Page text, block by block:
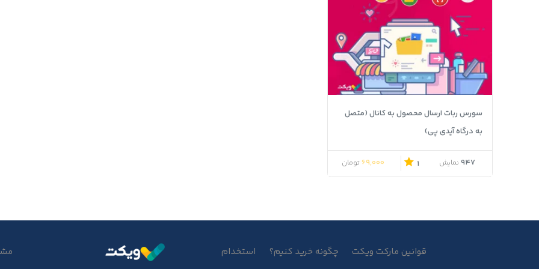
سورس ربات ارسال محصول به کانال (متصل
به درگاه آیدی پی)
947 نمایش 1 قیمت اصلی 79,000 تومان بود.
69,000تومان
قوانین مارکت ویکت چگونه خرید کنیم؟ استخدام